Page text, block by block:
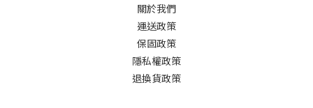
關於我們
運送政策
保固政策
隱私權政策
退換貨政策